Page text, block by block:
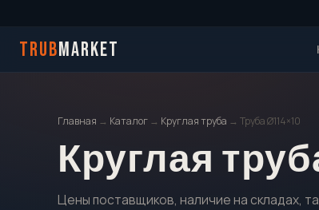
TRUBMARKET
Главная → Каталог → Круглая труба → Труба Ø114×10
Круглая
Цены поставщиков, наличие на складах,